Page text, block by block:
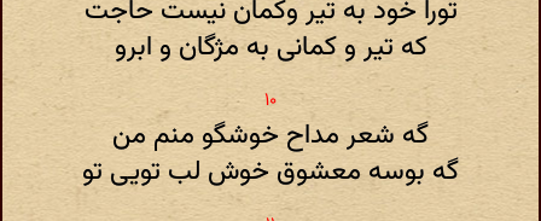
تورا خود به تیر وکمان نیست حاجت
که تیر و کمانی به مژگان و ابرو
گه شعر مداح خوشگو منم من
گه بوسه‌ معشوق خوش لب تویی تو